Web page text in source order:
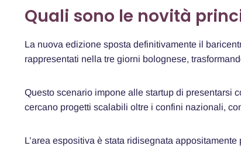
Quali sono le novità
La nuova edizione sposta definitivamente il
rappresentati nella tre giorni bolognese,
Questo scenario impone alle startup di presentarsi
cercano progetti scalabili oltre i confini nazionali,
L’area espositiva è stata ridisegnata